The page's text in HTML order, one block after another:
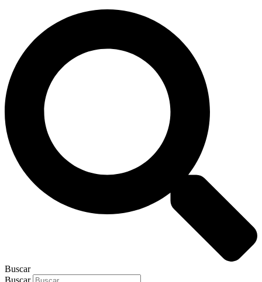
Buscar
Buscar